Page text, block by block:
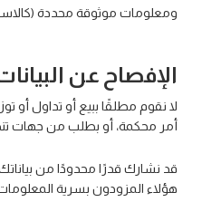
ومعلومات موثوقة محددة (كالاسم،
الإفصاح عن
لا نقوم مطلقًا ببيع أو تداول أو
أمر محكمة، أو بطلب من جهات
قد نشارك قدرًا محدودًا من
هؤلاء المزودون بسرية